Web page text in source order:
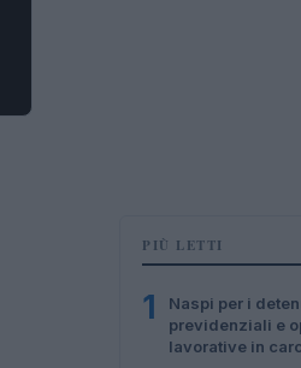
PIÙ LETTI
1
Naspi per i
previdenziali e
lavorative in